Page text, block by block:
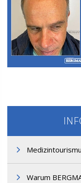
M3.
M3.
Warum